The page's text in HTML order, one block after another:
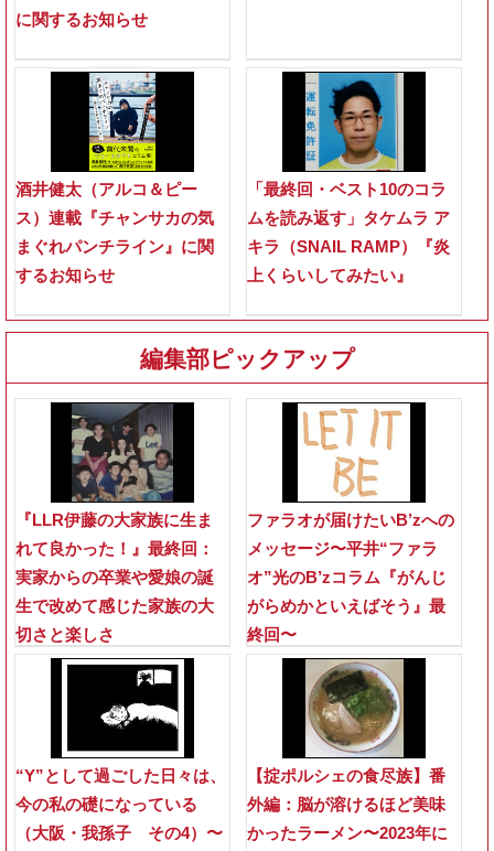
に関するお知らせ
酒井健太（アルコ＆ピー
ス）連載『チャンサカの気
まぐれパンチライン』に関
するお知らせ
「最終回・ベスト10のコラ
ムを読み返す」タケムラ ア
キラ（SNAIL RAMP）『炎
上くらいしてみたい』
編集部ピックアップ
『LLR伊藤の大家族に生ま
れて良かった！』最終回：
実家からの卒業や愛娘の誕
生で改めて感じた家族の大
切さと楽しさ
ファラオが届けたいB’zへの
メッセージ〜平井“ファラ
オ”光のB’zコラム『がんじ
がらめかといえばそう』最
終回〜
“Y”として過ごした日々は、
今の私の礎になっている
（大阪・我孫子 その4）〜
【掟ポルシェの食尽族】番
外編：脳が溶けるほど美味
かったラーメン〜2023年に